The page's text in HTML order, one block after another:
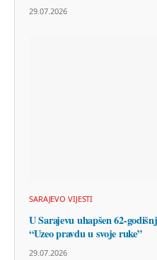
29.07.2026
SARAJEVO VIJESTI
U Sarajevu uhapšen 62-
“Uzeo pravdu u svoje ruke”
29.07.2026